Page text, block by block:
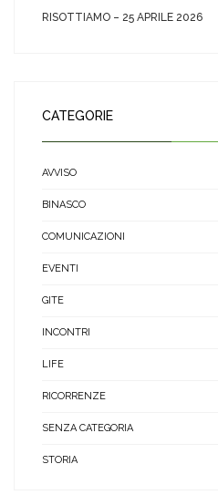
RISOTTIAMO – 25 APRILE 2026
CATEGORIE
AVVISO
BINASCO
COMUNICAZIONI
EVENTI
GITE
INCONTRI
LIFE
RICORRENZE
SENZA CATEGORIA
STORIA